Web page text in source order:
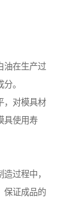
油在生产过
。
，对模具材
具使用寿
过程中，
保证成品的